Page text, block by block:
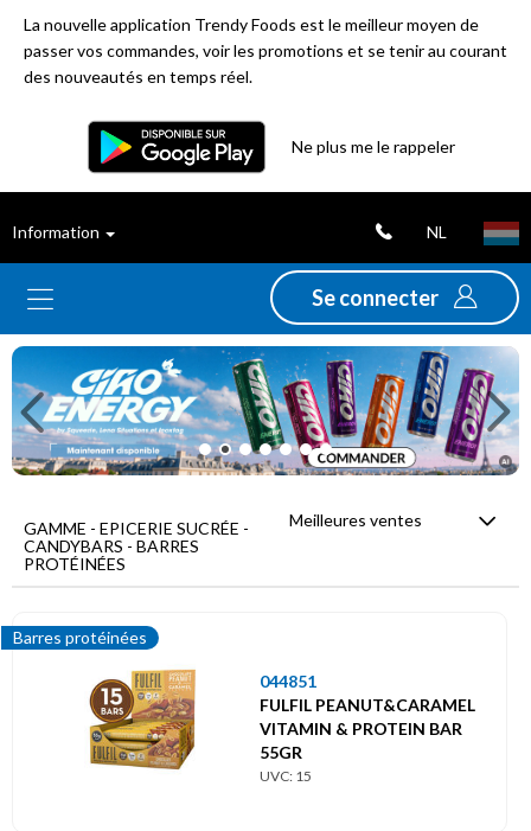
La nouvelle application Trendy Foods est le meilleur moyen de
passer vos commandes, voir les promotions et se tenir au courant
des nouveautés en temps réel.
Ne plus me le rappeler
Information NL
Se connecter
ventes
Nouveautés
Promotions
Déstockage
Menu
principal
sucrée
Candybars
protéinées
Previous
GAMME - EPICERIE SUCRÉE -
CANDYBARS - BARRES
PROTÉINÉES
Meilleures ventes
Barres protéinées
044851
FULFIL PEANUT&CARAMEL
VITAMIN & PROTEIN BAR
55GR
UVC: 15